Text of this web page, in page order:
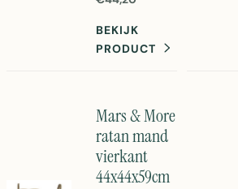
Mars & More.
tissuehouder
met authentieke
interieur.
BEKIJK
PRODUCT
Mars & More
ratan mand
vierkant
44x44x59cm